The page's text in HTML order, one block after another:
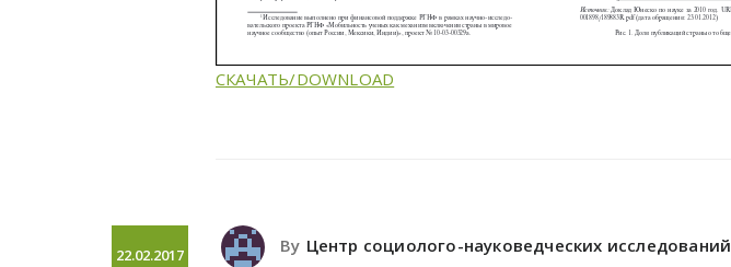
СКАЧАТЬ/DOWNLOAD
22.02.2017 By Центр социолого-науковедческих исследований